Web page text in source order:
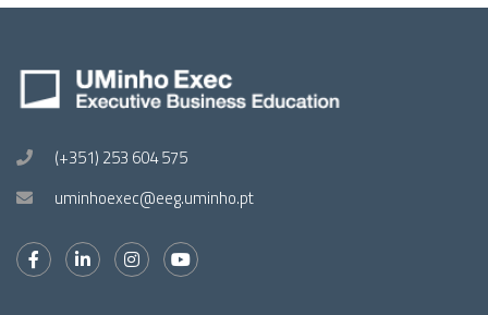
(+351) 253 604 575
uminhoexec@eeg.uminho.pt